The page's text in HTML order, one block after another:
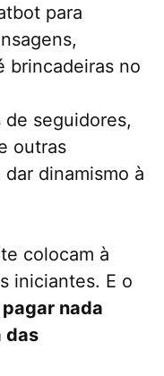
para
brincadeiras no
seguidores,
outras
dinamismo à
colocam à
iniciantes. E o
nada
das